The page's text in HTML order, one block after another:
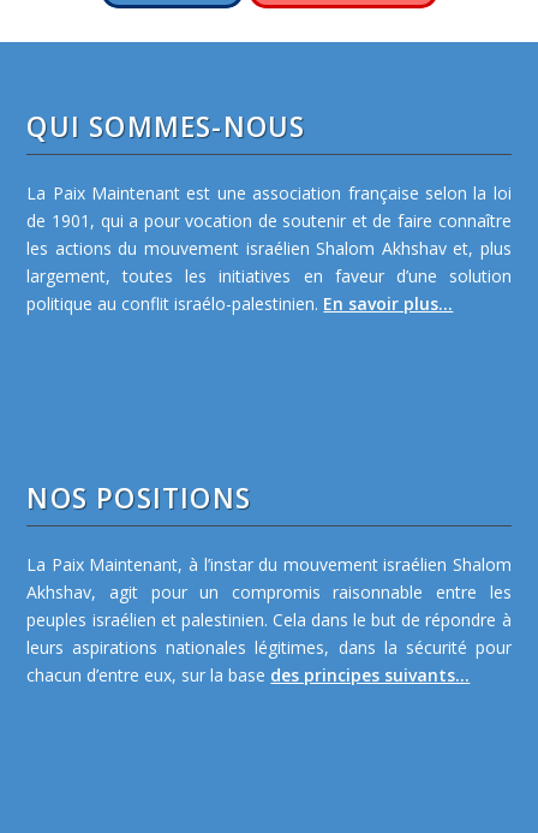
QUI SOMMES-NOUS
La Paix Maintenant est une association française selon la loi
de 1901, qui a pour vocation de soutenir et de faire connaître
les actions du mouvement israélien Shalom Akhshav et, plus
largement, toutes les initiatives en faveur d’une solution
politique au conflit israélo-palestinien. En savoir plus...
NOS POSITIONS
La Paix Maintenant, à l’instar du mouvement israélien Shalom
Akhshav, agit pour un compromis raisonnable entre les
peuples israélien et palestinien. Cela dans le but de répondre à
leurs aspirations nationales légitimes, dans la sécurité pour
chacun d’entre eux, sur la base des principes suivants...